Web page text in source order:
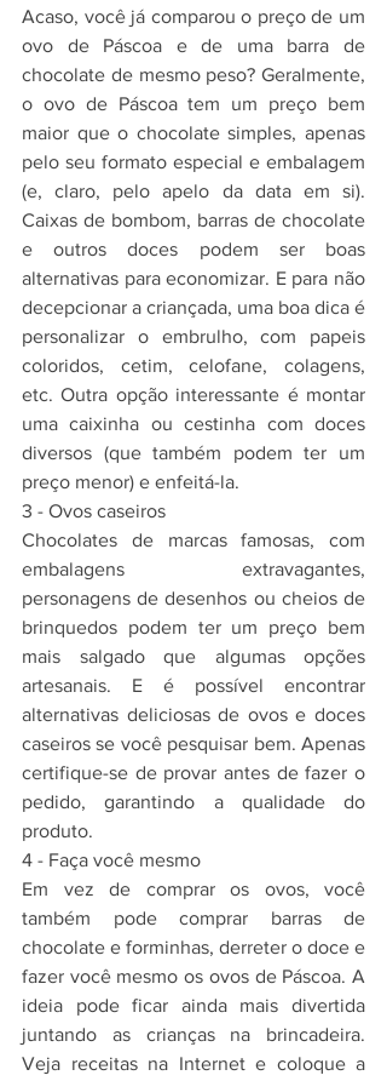
Acaso, você já comparou o preço de um
ovo de Páscoa e de uma barra de
chocolate de mesmo peso? Geralmente,
o ovo de Páscoa tem um preço bem
maior que o chocolate simples, apenas
pelo seu formato especial e embalagem
(e, claro, pelo apelo da data em si).
Caixas de bombom, barras de chocolate
e outros doces podem ser boas
alternativas para economizar. E para não
decepcionar a criançada, uma boa dica é
personalizar o embrulho, com papeis
coloridos, cetim, celofane, colagens,
etc. Outra opção interessante é montar
uma caixinha ou cestinha com doces
diversos (que também podem ter um
preço menor) e enfeitá-la.
3 - Ovos caseiros
Chocolates de marcas famosas, com
embalagens extravagantes,
personagens de desenhos ou cheios de
brinquedos podem ter um preço bem
mais salgado que algumas opções
artesanais. E é possível encontrar
alternativas deliciosas de ovos e doces
caseiros se você pesquisar bem. Apenas
certifique-se de provar antes de fazer o
pedido, garantindo a qualidade do
produto.
4 - Faça você mesmo
Em vez de comprar os ovos, você
também pode comprar barras de
chocolate e forminhas, derreter o doce e
fazer você mesmo os ovos de Páscoa. A
ideia pode ficar ainda mais divertida
juntando as crianças na brincadeira.
Veja receitas na Internet e coloque a